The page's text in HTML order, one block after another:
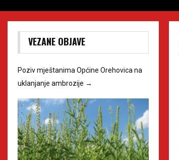
VEZANE OBJAVE
Poziv mještanima Općine Orehovica na
uklanjanje ambrozije →